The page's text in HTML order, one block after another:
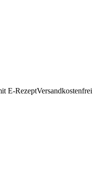
E-RezeptVersandkostenfrei